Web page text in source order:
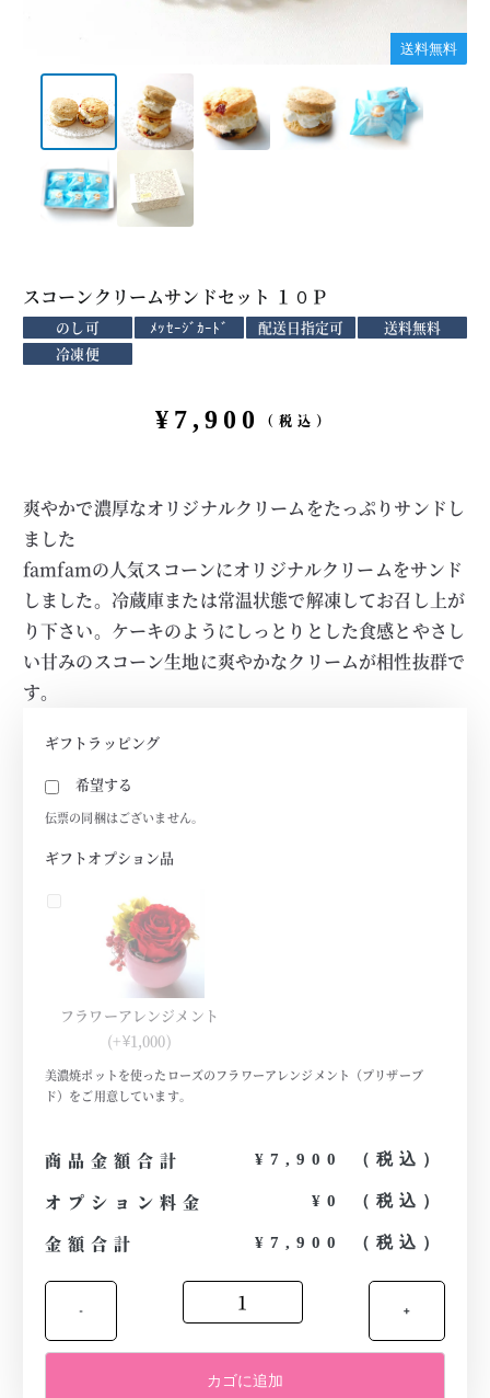
送料無料
スコーンクリームサンドセット １０Ｐ
のし可 ﾒｯｾｰｼﾞｶｰﾄﾞ 配送日指定可
送料無料
冷凍便
¥ 7,900 （税込）
爽やかで濃厚なオリジナルクリームをたっぷりサンドし
ました
famfamの人気スコーンにオリジナルクリームをサンド
しました。冷蔵庫または常温状態で解凍してお召し上が
り下さい。ケーキのようにしっとりとした食感とやさし
い甘みのスコーン生地に爽やかなクリームが相性抜群で
す。
ギフトラッピング
希望する
伝票の同梱はございません。
ギフトオプション品
フラワーアレンジメント
(+¥1,000)
美濃焼ポットを使ったローズのフラワーアレンジメント（プリザーブ
ド）をご用意しています。
商品金額合計 ¥7,900 （税込）
オプション料金 ¥0 （税込）
金額合計 ¥7,900 （税込）
- +
カゴに追加